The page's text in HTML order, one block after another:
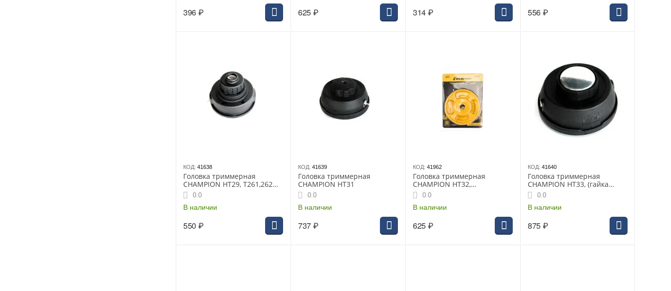
396₽ 625₽ 314₽ 556₽
КОД: 41638
Головка триммерная
CHAMPION HT29, T261,262
(М8*1.25правая)
0.0
В наличии
550 ₽
КОД: 41639
Головка триммерная
CHAMPION HT31
0.0
В наличии
737₽
КОД: 41962
Головка триммерная
CHAMPION HT32,
универсальная, все
редукторные косы
0.0
В наличии
625₽
КОД: 41640
Головка триммерная
CHAMPION HT33, (гайка
М10*1.25 левая) Быстрая
загрузка+Повышенная
прочностьТ233-Т
0.0
В наличии
875₽